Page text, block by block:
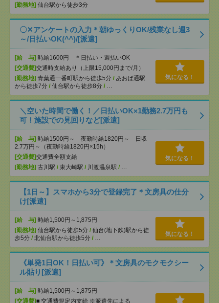
[勤務地] 仙台駅から徒歩3分
〇✕アンケートの入力＊朝ゆっくりOK/残業なし週3
～/日払いOK(^^)/[派遣]
[給 与] 時給1600円 ＊日払い・週払いOK
[交通費]交通時支給あり（上限15,000円まで/月）
[勤務地] 青葉通一番町駅から徒歩5分 / あおば通駅
から徒歩7分 / 仙台駅から徒歩8分 / …
気になる！
＼空いた時間で働く！／日払いOK×1勤務2.7万円も
可！施設での見回りなど[派遣]
[給 与] 時給1500円～ 夜勤時給1820円～ 日収
2.7万円～（夜勤時給1820円×15h）
[交通費]交通費全額支給
[勤務地] 古川駅 / 東大崎駅 / 川渡温泉駅 / …
気になる！
【1日～】スマホから3分で登録完了＊文房具の仕分
け[派遣]
[給 与] 時給1,500円～1,875円
[勤務地] 仙台駅から徒歩5分 / 仙台(地下鉄)駅から徒
歩5分 / 北仙台駅から徒歩5分 / …
気になる！
《単発1日OK！日払い可》＊文房具のモクモクシー
ル貼り[派遣]
[給 与] 時給1,500円～1,875円
[交通費]■ 交通費規定内支給 ※派遣先による